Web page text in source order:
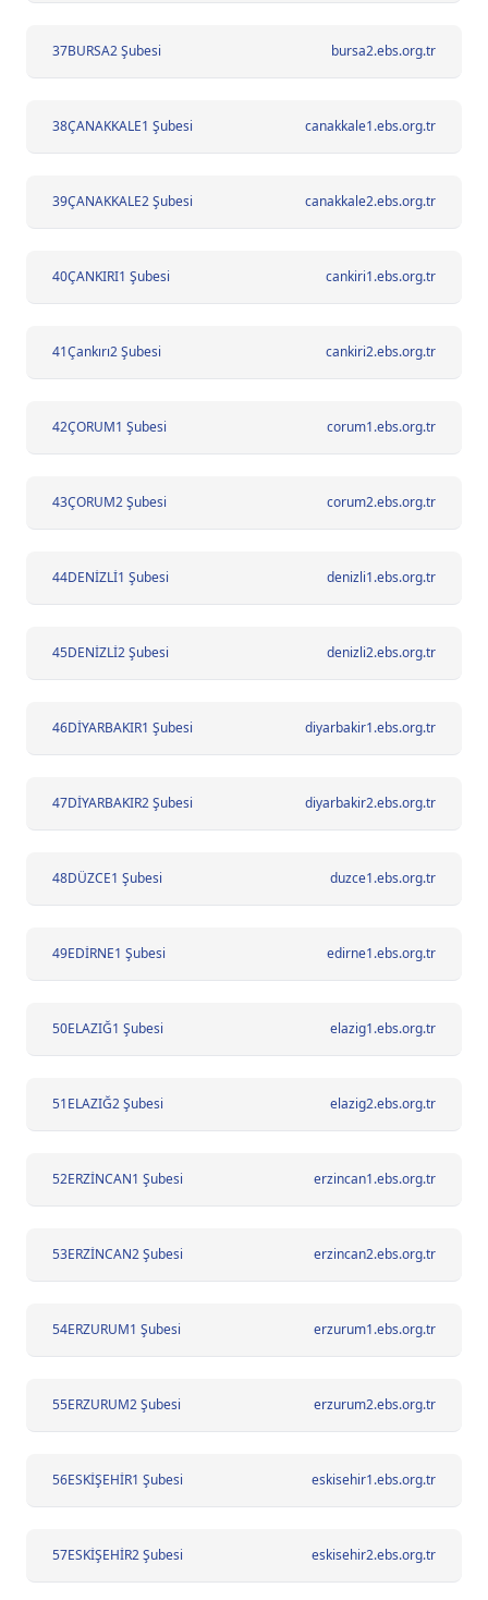
37BURSA2 Şubesi bursa2.ebs.org.tr
38ÇANAKKALE1 Şubesi canakkale1.ebs.org.tr
39ÇANAKKALE2 Şubesi canakkale2.ebs.org.tr
40ÇANKIRI1 Şubesi cankiri1.ebs.org.tr
41Çankırı2 Şubesi cankiri2.ebs.org.tr
42ÇORUM1 Şubesi corum1.ebs.org.tr
43ÇORUM2 Şubesi corum2.ebs.org.tr
44DENİZLİ1 Şubesi denizli1.ebs.org.tr
45DENİZLİ2 Şubesi denizli2.ebs.org.tr
46DİYARBAKIR1 Şubesi diyarbakir1.ebs.org.tr
47DİYARBAKIR2 Şubesi diyarbakir2.ebs.org.tr
48DÜZCE1 Şubesi duzce1.ebs.org.tr
49EDİRNE1 Şubesi edirne1.ebs.org.tr
50ELAZIĞ1 Şubesi elazig1.ebs.org.tr
51ELAZIĞ2 Şubesi elazig2.ebs.org.tr
52ERZİNCAN1 Şubesi erzincan1.ebs.org.tr
53ERZİNCAN2 Şubesi erzincan2.ebs.org.tr
54ERZURUM1 Şubesi erzurum1.ebs.org.tr
55ERZURUM2 Şubesi erzurum2.ebs.org.tr
56ESKİŞEHİR1 Şubesi eskisehir1.ebs.org.tr
57ESKİŞEHİR2 Şubesi eskisehir2.ebs.org.tr